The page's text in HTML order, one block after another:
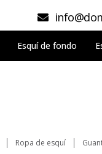
Esquí de fondo
Ropa de esquí